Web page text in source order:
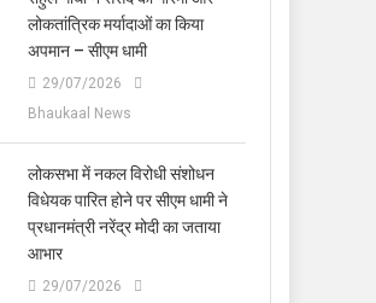
लोकतांत्रिक मर्यादाओं का किया
अपमान – सीएम धामी
29/07/2026
Bhaukaal News
लोकसभा में नकल विरोधी संशोधन
विधेयक पारित होने पर सीएम धामी ने
प्रधानमंत्री नरेंद्र मोदी का जताया
आभार
29/07/2026